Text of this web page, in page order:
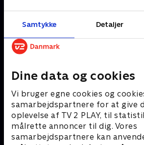
Samtykke Detaljer
Dine data og cookies
Vi bruger egne cookies og
samarbejdspartnere for at give
oplevelse af TV 2 PLAY, til
målrette annoncer til dig. Vores
samarbejdspartnere kan
Andre så også